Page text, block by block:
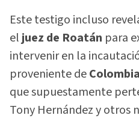
Este testigo incluso
eljuez de Roatán para
intervenir en la
proveniente de
que supuestamente
Tony Hernández y otros